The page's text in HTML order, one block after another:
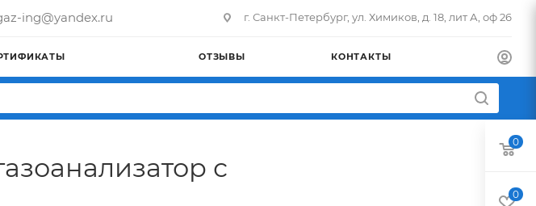
ing@yandex.ru г. Санкт-Петербург, ул. Химиков, д. 18, лит А, оф 26
ОТЗЫВЫ КОНТАКТЫ
с
0
0